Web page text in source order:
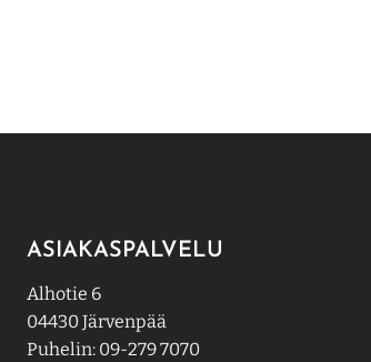
ASIAKASPALVELU
Alhotie 6
04430 Järvenpää
Puhelin: 09-279 7070